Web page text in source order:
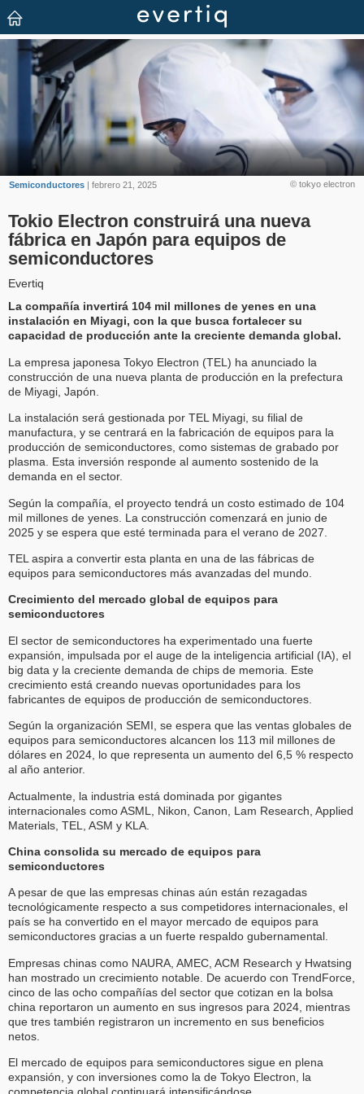
© tokyo electron
Semiconductores | febrero 21, 2025
Tokio Electron construirá una nueva
fábrica en Japón para equipos de
semiconductores
Evertiq
La compañía invertirá 104 mil millones de yenes en una
instalación en Miyagi, con la que busca fortalecer su
capacidad de producción ante la creciente demanda global.
La empresa japonesa Tokyo Electron (TEL) ha anunciado la
construcción de una nueva planta de producción en la prefectura
de Miyagi, Japón.
La instalación será gestionada por TEL Miyagi, su filial de
manufactura, y se centrará en la fabricación de equipos para la
producción de semiconductores, como sistemas de grabado por
plasma. Esta inversión responde al aumento sostenido de la
demanda en el sector.
Según la compañía, el proyecto tendrá un costo estimado de 104
mil millones de yenes. La construcción comenzará en junio de
2025 y se espera que esté terminada para el verano de 2027.
TEL aspira a convertir esta planta en una de las fábricas de
equipos para semiconductores más avanzadas del mundo.
Crecimiento del mercado global de equipos para
semiconductores
El sector de semiconductores ha experimentado una fuerte
expansión, impulsada por el auge de la inteligencia artificial (IA), el
big data y la creciente demanda de chips de memoria. Este
crecimiento está creando nuevas oportunidades para los
fabricantes de equipos de producción de semiconductores.
Según la organización SEMI, se espera que las ventas globales de
equipos para semiconductores alcancen los 113 mil millones de
dólares en 2024, lo que representa un aumento del 6,5 % respecto
al año anterior.
Actualmente, la industria está dominada por gigantes
internacionales como ASML, Nikon, Canon, Lam Research, Applied
Materials, TEL, ASM y KLA.
China consolida su mercado de equipos para
semiconductores
A pesar de que las empresas chinas aún están rezagadas
tecnológicamente respecto a sus competidores internacionales, el
país se ha convertido en el mayor mercado de equipos para
semiconductores gracias a un fuerte respaldo gubernamental.
Empresas chinas como NAURA, AMEC, ACM Research y Hwatsing
han mostrado un crecimiento notable. De acuerdo con TrendForce,
cinco de las ocho compañías del sector que cotizan en la bolsa
china reportaron un aumento en sus ingresos para 2024, mientras
que tres también registraron un incremento en sus beneficios
netos.
El mercado de equipos para semiconductores sigue en plena
expansión, y con inversiones como la de Tokyo Electron, la